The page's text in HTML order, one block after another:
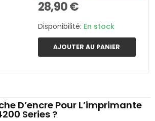
28,90 €
Disponibilité: En stock
AJOUTER AU PANIER
D’encre Pour L’imprimante
Series ?